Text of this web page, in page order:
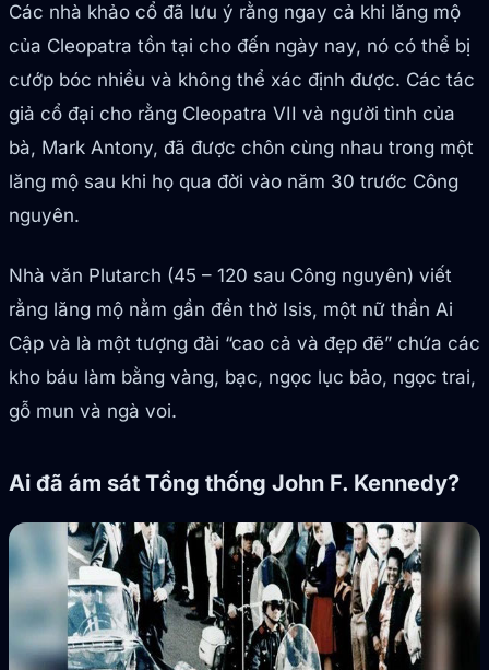
Các nhà khảo cổ đã lưu ý rằng ngay cả khi lăng mộ
của Cleopatra tồn tại cho đến ngày nay, nó có thể bị
cướp bóc nhiều và không thể xác định được. Các tác
giả cổ đại cho rằng Cleopatra VII và người tình của
bà, Mark Antony, đã được chôn cùng nhau trong một
lăng mộ sau khi họ qua đời vào năm 30 trước Công
nguyên.
Nhà văn Plutarch (45 – 120 sau Công nguyên) viết
rằng lăng mộ nằm gần đền thờ Isis, một nữ thần Ai
Cập và là một tượng đài “cao cả và đẹp đẽ” chứa các
kho báu làm bằng vàng, bạc, ngọc lục bảo, ngọc trai,
gỗ mun và ngà voi.
Ai đã ám sát Tổng thống John F. Kennedy?